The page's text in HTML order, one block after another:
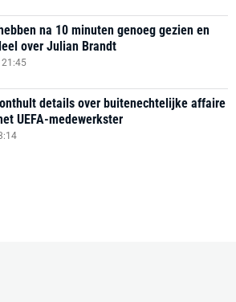
na 10 minuten genoeg gezien en
over Julian Brandt
details over buitenechtelijke affaire
UEFA-medewerkster